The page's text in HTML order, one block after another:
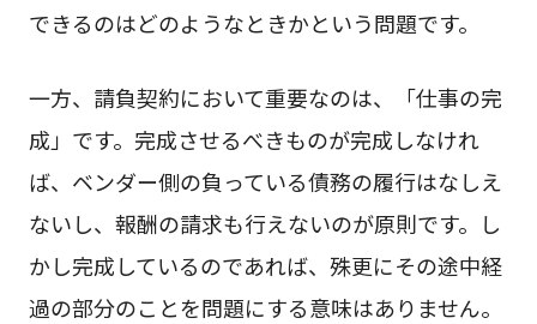
できるのはどのようなときかという問題です。
一方、請負契約において重要なのは、「仕事の完
成」です。完成させるべきものが完成しなけれ
ば、ベンダー側の負っている債務の履行はなしえ
ないし、報酬の請求も行えないのが原則です。し
かし完成しているのであれば、殊更にその途中経
過の部分のことを問題にする意味はありません。